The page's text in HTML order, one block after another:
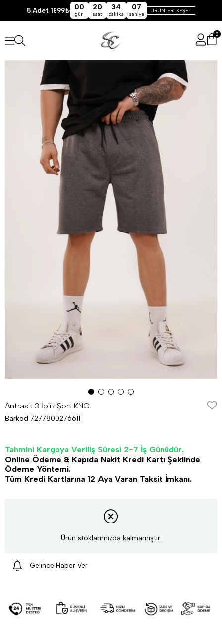
5 Adet 1899₺ 00
gün
20
saat
34
dakika
07
saniye
ÜRÜNLERİ KEŞET
0
Antrasit 3 İplik Şort KNG
Barkod 7277800276611
Tahmini Kargoya Veriliş Süresi 2-7 İş Günüdür.
Online Ödeme & Kapıda Nakit Kredi Kartı Şeklinde
Ödeme Yöntemi.
Tüm Kredi Kartlarına 12 Aya Varan Taksit İmkanı.
Ürün stoklarımızda kalmamıştır.
Gelince Haber Ver